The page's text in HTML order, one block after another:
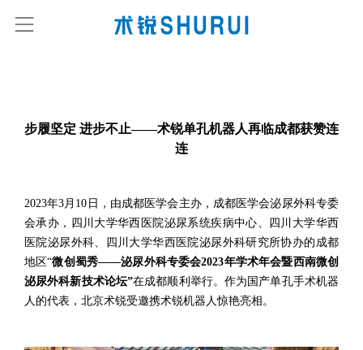
步履坚定 进步不止——术锐单孔机器人再临成都获赞连
连
2023年3月10日，由成都医学会主办，成都医学会泌尿外科专委
会承办，四川大学华西医院泌尿系统疾病中心、四川大学华西
医院泌尿外科、四川大学华西医院泌尿外科研究所协办的成都
地区“微创蜀秀——泌尿外科专委会2023年学术年会暨西南微创
泌尿外科新技术论坛”在成都顺利举行。作为国产单孔手术机器
人的代表，北京术锐受邀携术锐机器人惊艳亮相。